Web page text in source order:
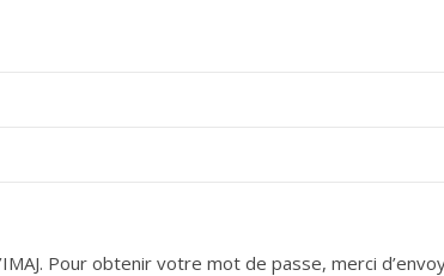
Pour obtenir votre mot de passe, merci